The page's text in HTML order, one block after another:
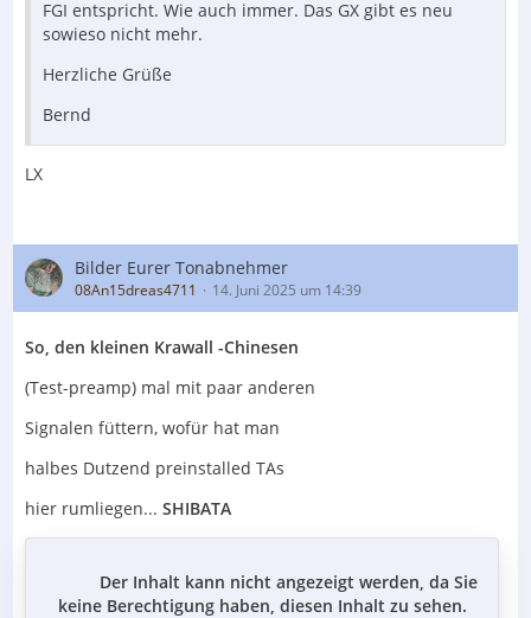
FGI entspricht. Wie auch immer. Das GX gibt es neu
sowieso nicht mehr.
Herzliche Grüße
Bernd
LX
Bilder Eurer Tonabnehmer
08An15dreas4711 14. Juni 2025 um 14:39
So, den kleinen Krawall -Chinesen
(Test-preamp) mal mit paar anderen
Signalen füttern, wofür hat man
halbes Dutzend preinstalled TAs
hier rumliegen... SHIBATA
Der Inhalt kann nicht angezeigt werden, da Sie
keine Berechtigung haben, diesen Inhalt zu sehen.